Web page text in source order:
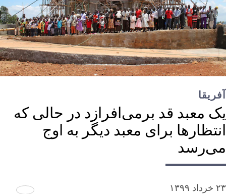
آفریقا
یک معبد قد برمی‌افرازد در حالی که
انتظارها برای معبد دیگر به اوج
می‌رسد
۲۳ خرداد ۱۳۹۹